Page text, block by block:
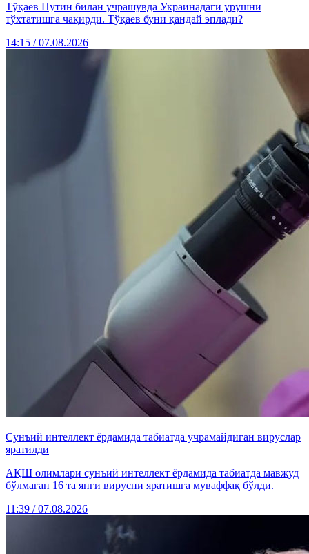
Тўқаев Путин билан учрашувда Украинадаги урушни
тўхтатишга чақирди. Тўқаев буни қандай эплади?
14:15 / 07.08.2026
Сунъий интеллект ёрдамида табиатда учрамайдиган вируслар
яратилди
АҚШ олимлари сунъий интеллект ёрдамида табиатда мавжуд
бўлмаган 16 та янги вирусни яратишга муваффақ бўлди.
11:39 / 07.08.2026